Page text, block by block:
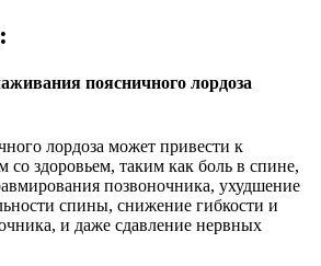
поясничного лордоза
лордоза может привести к
здоровьем, таким как боль в спине,
позвоночника, ухудшение
спины, снижение гибкости и
и даже сдавление нервных